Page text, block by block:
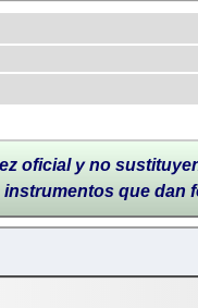
oficial y no
instrumentos que dan